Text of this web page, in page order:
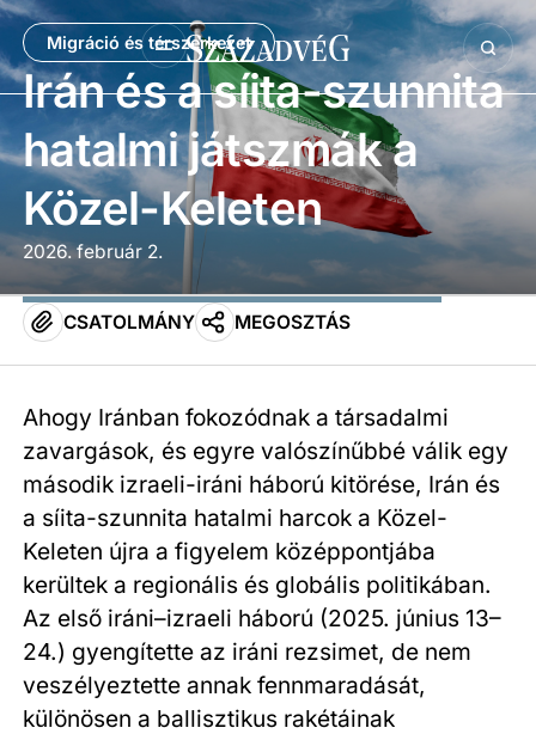
Migráció és térszerkezet
Irán és a síita-szunnita
hatalmi játszmák a
Közel-Keleten
2026. február 2.
CSATOLMÁNY MEGOSZTÁS
Ahogy Iránban fokozódnak a társadalmi
zavargások, és egyre valószínűbbé válik egy
második izraeli-iráni háború kitörése, Irán és
a síita-szunnita hatalmi harcok a Közel-
Keleten újra a figyelem középpontjába
kerültek a regionális és globális politikában.
Az első iráni–izraeli háború (2025. június 13–
24.) gyengítette az iráni rezsimet, de nem
veszélyeztette annak fennmaradását,
különösen a ballisztikus rakétáinak